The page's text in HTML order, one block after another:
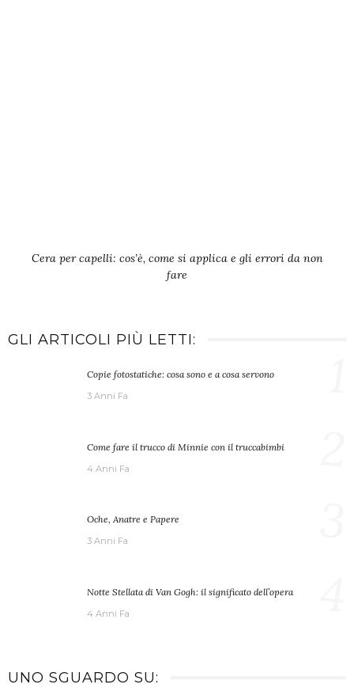
Cera per capelli: cos’è, come si applica e gli errori da non
fare
GLI ARTICOLI PIÙ LETTI:
Copie fotostatiche: cosa sono e a cosa servono
3 Anni Fa
Come fare il trucco di Minnie con il truccabimbi
4 Anni Fa
Oche, Anatre e Papere
3 Anni Fa
Notte Stellata di Van Gogh: il significato dell’opera
4 Anni Fa
UNO SGUARDO SU: